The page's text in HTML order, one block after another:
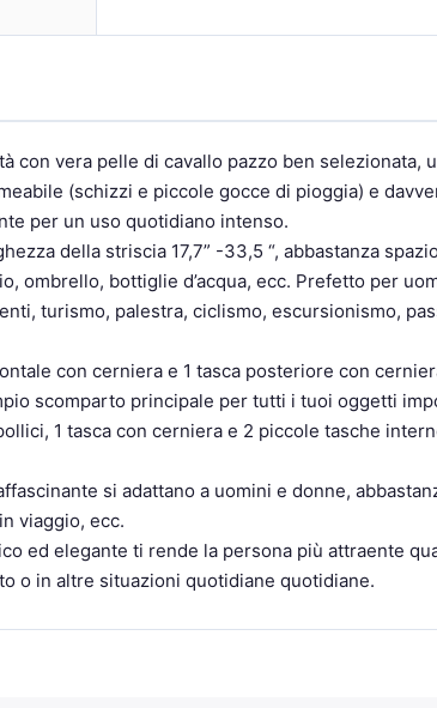
con vera pelle di cavallo pazzo ben selezionata,
(schizzi e piccole gocce di pioggia) e
per un uso quotidiano intenso.
della striscia 17,7” -33,5 “, abbastanza
ombrello, bottiglie d’acqua, ecc. Prefetto per
turismo, palestra, ciclismo, escursionismo,
con cerniera e 1 tasca posteriore con
scomparto principale per tutti i tuoi oggetti
1 tasca con cerniera e 2 piccole tasche
si adattano a uomini e donne,
viaggio, ecc.
ed elegante ti rende la persona più attraente
o in altre situazioni quotidiane quotidiane.